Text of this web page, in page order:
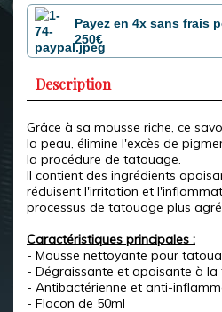
Payez en 4x sans frais
250€
Description
Grâce à sa mousse riche, ce
la peau, élimine l'excès de
la procédure de tatouage.
Il contient des ingrédients
réduisent l'irritation et
processus de tatouage plus
Caractéristiques principales :
- Mousse nettoyante pour
- Dégraissante et apaisante à la
- Antibactérienne et anti-
- Flacon de 50ml